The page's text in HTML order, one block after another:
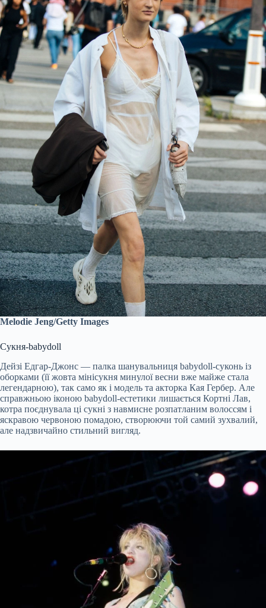
Melodie Jeng/Getty Images
Сукня-babydoll
Дейзі Едгар-Джонс — палка шанувальниця babydoll-суконь із
оборками (її жовта мінісукня минулої весни вже майже стала
легендарною), так само як і модель та акторка Кая Гербер. Але
справжньою іконою babydoll-естетики лишається Кортні Лав,
котра поєднувала ці сукні з навмисне розпатланим волоссям і
яскравою червоною помадою, створюючи той самий зухвалий,
але надзвичайно стильний вигляд.